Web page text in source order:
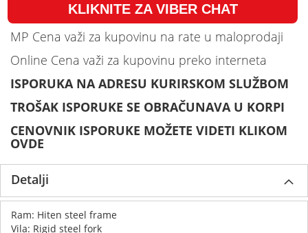
KLIKNITE ZA VIBER CHAT
MP Cena važi za kupovinu na rate u maloprodaji
Online Cena važi za kupovinu preko interneta
ISPORUKA NA ADRESU KURIRSKOM SLUŽBOM
TROŠAK ISPORUKE SE OBRAČUNAVA U KORPI
CENOVNIK ISPORUKE MOŽETE VIDETI KLIKOM
OVDE
Detalji
Ram: Hiten steel frame
Vila: Rigid steel fork